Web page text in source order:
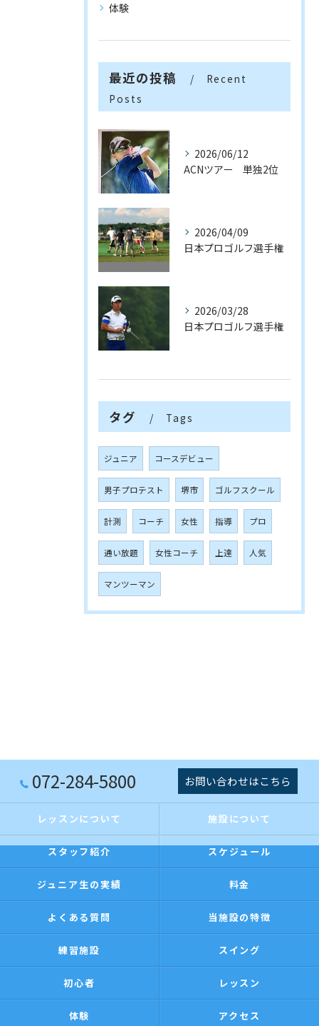
体験
最近の投稿
Recent
Posts
2026/06/12
ACNツアー 単独2位
2026/04/09
日本プロゴルフ選手権
2026/03/28
日本プロゴルフ選手権
タグ Tags
ジュニア コースデビュー
男子プロテスト 堺市 ゴルフスクール
計測 コーチ 女性 指導 プロ
通い放題 女性コーチ 上達 人気
マンツーマン
072-284-5800 お問い合わせはこちら
レッスンについて 施設について
スタッフ紹介 スケジュール
ジュニア生の実績 料金
よくある質問 当施設の特徴
練習施設 スイング
初心者 レッスン
体験 アクセス